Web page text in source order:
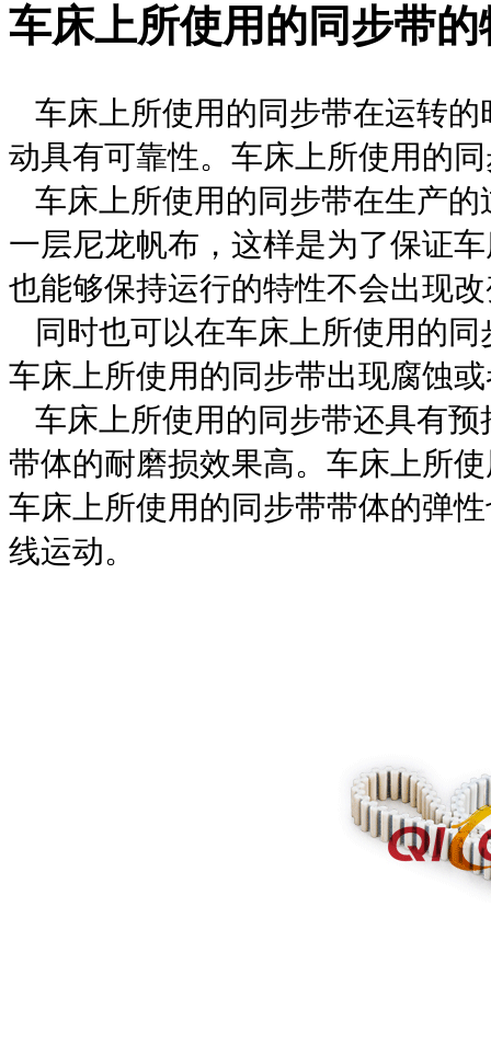
车床上所使用的同步带的
车床上所使用的同步带在运转的
动具有可靠性。 车床上所使用的
车床上所使用的同步带在生产的
一层尼龙帆布，这样是为了保证
也能够保持运行的特性不会出现
同时也可以在车床上所使用的同
车床上所使用的同步带出现腐蚀
车床上所使用的同步带还具有预
带体的耐磨损效果高。 车床上所
车床上所使用的同步带带体的弹
线运动。